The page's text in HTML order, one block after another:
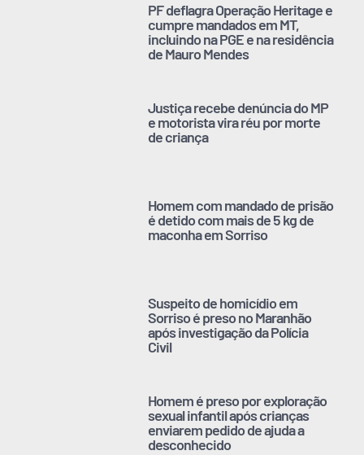
PF deflagra Operação Heritage e
cumpre mandados em MT,
incluindo na PGE e na residência
de Mauro Mendes
Justiça recebe denúncia do MP
e motorista vira réu por morte
de criança
Homem com mandado de prisão
é detido com mais de 5 kg de
maconha em Sorriso
Suspeito de homicídio em
Sorriso é preso no Maranhão
após investigação da Polícia
Civil
Homem é preso por exploração
sexual infantil após crianças
enviarem pedido de ajuda a
desconhecido